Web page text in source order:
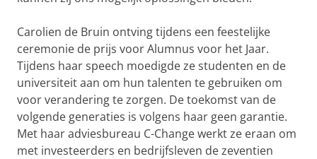
Carolien de Bruin ontving tijdens een feestelijke
ceremonie de prijs voor Alumnus voor het Jaar.
Tijdens haar speech moedigde ze studenten en de
universiteit aan om hun talenten te gebruiken om
voor verandering te zorgen. De toekomst van de
volgende generaties is volgens haar geen garantie.
Met haar adviesbureau C-Change werkt ze eraan om
met investeerders en bedrijfsleven de zeventien